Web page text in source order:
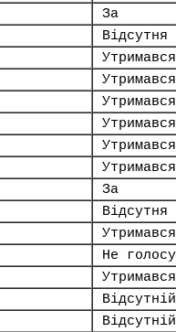
За
Відсутня
Утримався
Утримався
Утримався
Утримався
Утримався
Утримався
За
Відсутня
Утримався
Не
Утримався
Відсутній
Відсутній